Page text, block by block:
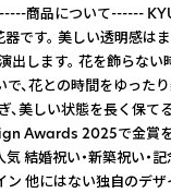
商品について------
です。 美しい透明感は
します。 花を飾らない
、花との時間をゆった
美しい状態を長く保て
Awards 2025で金賞を
結婚祝い・新築祝い・
他にはない独自のデザ